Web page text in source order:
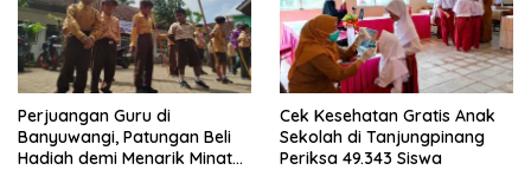
Perjuangan Guru di
Banyuwangi, Patungan Beli
Hadiah demi Menarik Minat
Cek Kesehatan Gratis Anak
Sekolah di Tanjungpinang
Periksa 49.343 Siswa